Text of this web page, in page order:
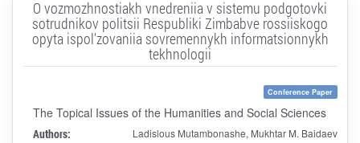
O vozmozhnostiakh vnedreniia v sistemu podgotovki
sotrudnikov politsii Respubliki Zimbabve rossiiskogo
opyta ispol'zovaniia sovremennykh informatsionnykh
tekhnologii
Conference Paper
The Topical Issues of the Humanities and Social Sciences
Authors: Ladislous Mutambonashe, Mukhtar M. Baidaev